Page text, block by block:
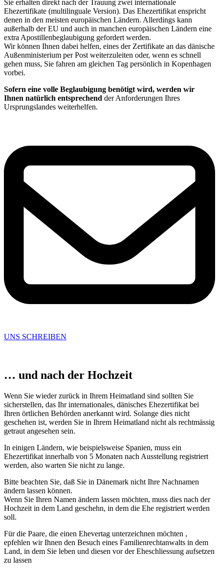
Sie erhalten direkt nach der Trauung zwei internationale
Ehezertifikate (multilinguale Version). Das Ehezertifikat enspricht
denen in den meisten europäischen Ländern. Allerdings kann
außerhalb der EU und auch in manchen europäischen Ländern eine
extra Apostillenbeglaubigung gefordert werden.
Wir können Ihnen dabei helfen, eines der Zertifikate an das dänische
Außenministerium per Post weiterzuleiten oder, wenn es schnell
gehen muss, Sie fahren am gleichen Tag persönlich in Kopenhagen
vorbei.
Sofern eine volle Beglaubigung benötigt wird, werden wir
Ihnen natürlich entsprechend der Anforderungen Ihres
Ursprungslandes weiterhelfen.
UNS SCHREIBEN
… und nach der Hochzeit
Wenn Sie wieder zurück in Ihrem Heimatland sind sollten Sie
sicherstellen, das Ihr internationales, dänisches Ehezertifikat bei
Ihren örtlichen Behörden anerkannt wird. Solange dies nicht
geschehen ist, werden Sie in Ihrem Heimatland nicht als rechtmässig
getraut angesehen sein.
In einigen Ländern, wie beispielsweise Spanien, muss ein
Ehezertifikat innerhalb von 5 Monaten nach Ausstellung registriert
werden, also warten Sie nicht zu lange.
Bitte beachten Sie, daß Sie in Dänemark nicht Ihre Nachnamen
ändern lassen können.
Wenn Sie Ihren Namen ändern lassen möchten, muss dies nach der
Hochzeit in dem Land geschehn, in dem die Ehe registriert werden
soll.
Für die Paare, die einen Ehevertag unterzeichnen möchten ,
epfehlen wir Ihnen den Besuch eines Familienrechtanwalts in dem
Land, in dem Sie leben und diesen vor der Eheschliessung aufsetzen
zu lassen